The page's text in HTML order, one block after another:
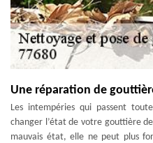
Une réparation de
Les intempéries qui passent
changer l’état de votre gouttière
mauvais état, elle ne peut plus